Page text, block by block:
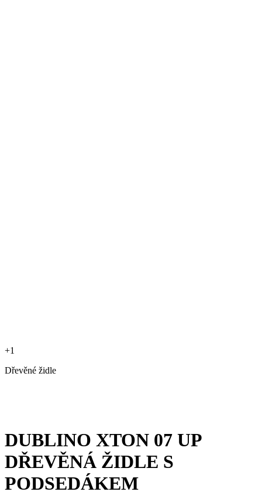
+1
Dřevěné židle
DUBLINO XTON 07 UP
DŘEVĚNÁ ŽIDLE S
PODSEDÁKEM